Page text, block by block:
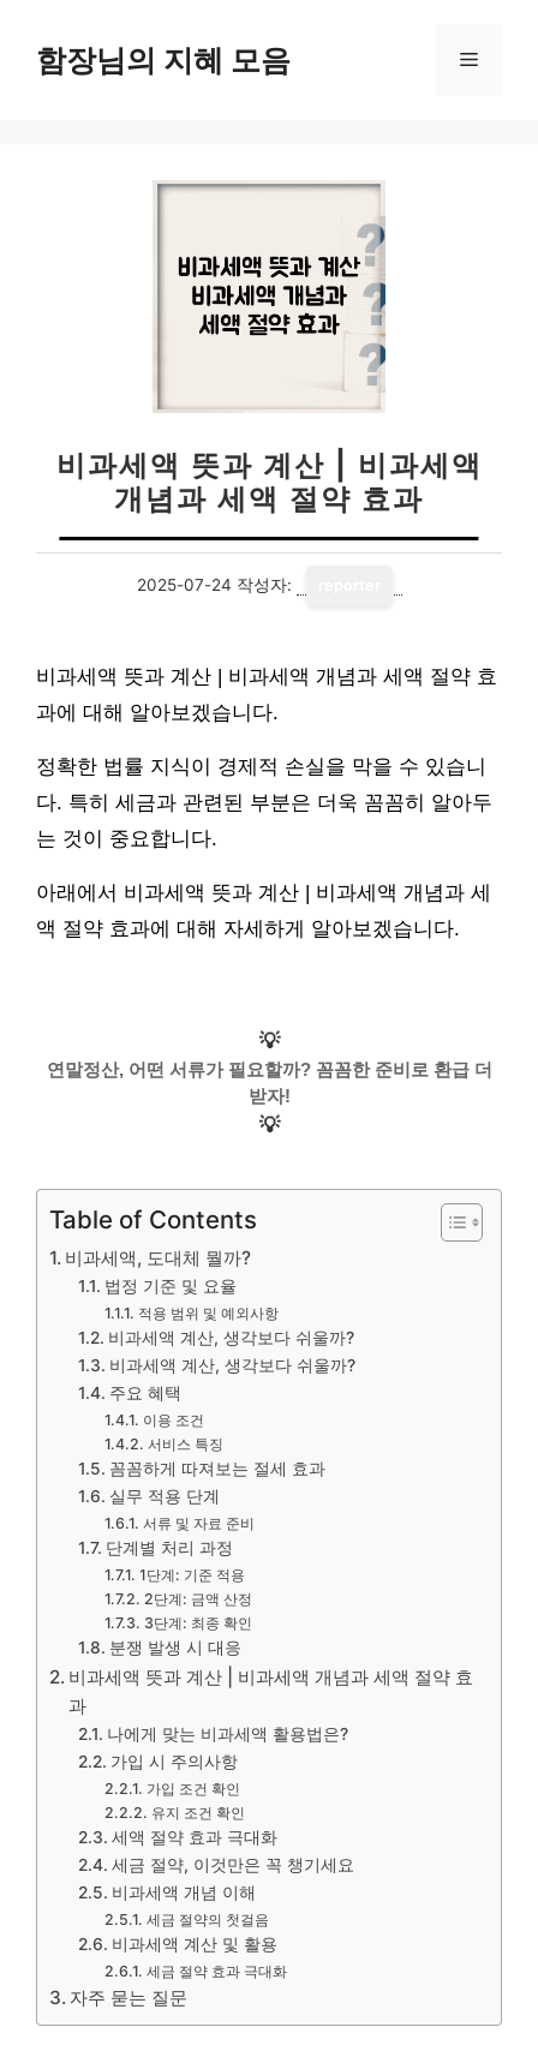
함장님의 지혜 모음 메
비과세액 뜻과 계산 | 비과세액
개념과 세액 절약 효과
2025-07-24 작성자:
비과세액 뜻과 계산 | 비과세액 개념과 세액 절약 효
과에 대해 알아보겠습니다.
정확한 법률 지식이 경제적 손실을 막을 수 있습니
다. 특히 세금과 관련된 부분은 더욱 꼼꼼히 알아두
는 것이 중요합니다.
아래에서 비과세액 뜻과 계산 | 비과세액 개념과 세
액 절약 효과에 대해 자세하게 알아보겠습니다.
💡
연말정산, 어떤 서류가 필요할까? 꼼꼼한 준비로 환급 더
받자!
💡
Table of Contents
비과세액, 도대체 뭘까?
법정 기준 및 요율
적용 범위 및 예외사항
비과세액 계산, 생각보다 쉬울까?
비과세액 계산, 생각보다 쉬울까?
주요 혜택
이용 조건
서비스 특징
꼼꼼하게 따져보는 절세 효과
실무 적용 단계
서류 및 자료 준비
단계별 처리 과정
1단계: 기준 적용
2단계: 금액 산정
3단계: 최종 확인
분쟁 발생 시 대응
비과세액 뜻과 계산 | 비과세액 개념과 세액 절약 효
과
나에게 맞는 비과세액 활용법은?
가입 시 주의사항
가입 조건 확인
유지 조건 확인
세액 절약 효과 극대화
세금 절약, 이것만은 꼭 챙기세요
비과세액 개념 이해
세금 절약의 첫걸음
비과세액 계산 및 활용
세금 절약 효과 극대화
자주 묻는 질문